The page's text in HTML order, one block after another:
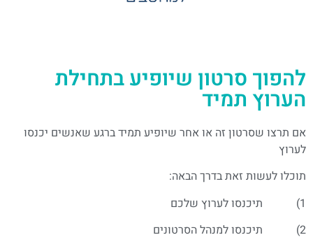
להפוך סרטון שיופיע בתחילת
הערוץ תמיד
אם תרצו שסרטון זה או אחר שיופיע תמיד ברגע שאנשים יכנסו
לערוץ
תוכלו לעשות זאת בדרך הבאה:
1) תיכנסו לערוץ שלכם
2) תיכנסו למנהל הסרטונים